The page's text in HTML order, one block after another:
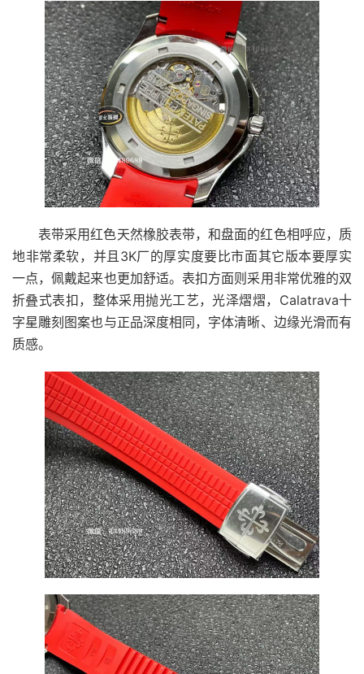
表带采用红色天然橡胶表带，和盘面的红色相呼应，质
地非常柔软，并且3K厂的厚实度要比市面其它版本要厚实
一点，佩戴起来也更加舒适。表扣方面则采用非常优雅的双
折叠式表扣，整体采用抛光工艺，光泽熠熠，Calatrava十
字星雕刻图案也与正品深度相同，字体清晰、边缘光滑而有
质感。